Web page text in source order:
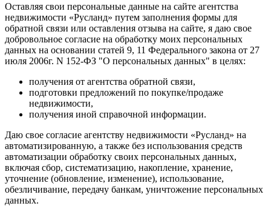
Оставляя свои персональные данные на сайте агентства
недвижимости «Русланд» путем заполнения формы для
обратной связи или оставления отзыва на сайте, я даю свое
добровольное согласие на обработку моих персональных
данных на основании статей 9, 11 Федерального закона от 27
июля 2006г. N 152-ФЗ "О персональных данных" в целях:
получения от агентства обратной связи,
подготовки предложений по покупке/продаже
недвижимости,
получения иной справочной информации.
Даю свое согласие агентству недвижимости «Русланд» на
автоматизированную, а также без использования средств
автоматизации обработку своих персональных данных,
включая сбор, систематизацию, накопление, хранение,
уточнение (обновление, изменение), использование,
обезличивание, передачу банкам, уничтожение персональных
данных.